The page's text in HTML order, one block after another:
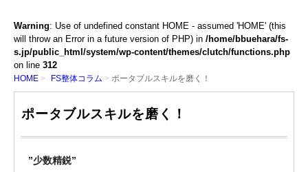
Warning: Use of undefined constant HOME - assumed 'HOME' (this
will throw an Error in a future version of PHP) in /home/bbuehara/fs-
s.jp/public_html/system/wp-content/themes/clutch/functions.php
on line 312
HOME FS整体コラム ポータブルスキルを磨く！
ポータブルスキルを磨く！
”少数精鋭”